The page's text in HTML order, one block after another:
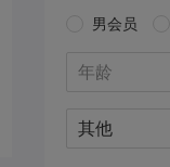
男会员
年龄
其他